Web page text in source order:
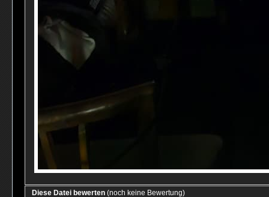
Diese Datei bewerten (noch keine Bewertung)